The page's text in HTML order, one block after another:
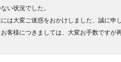
い状況でした。
は大変ご迷惑をおかけしました、誠に申
客様につきましては、大変お手数ですが